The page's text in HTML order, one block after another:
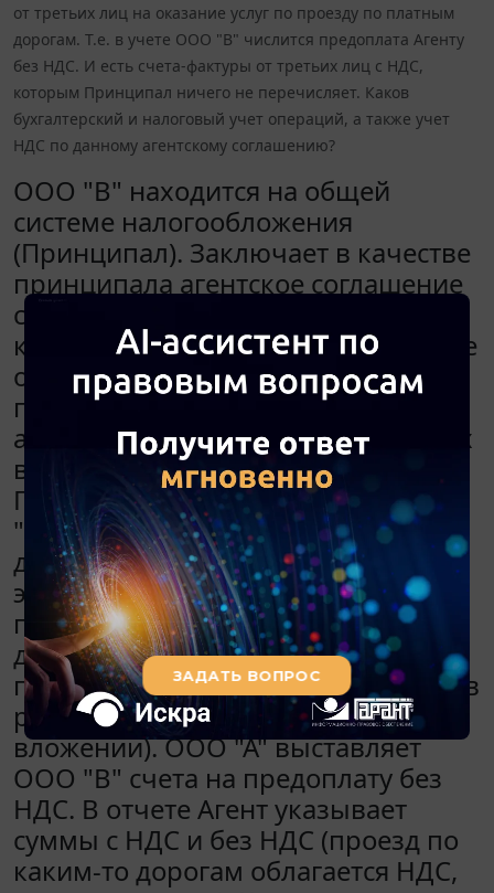
от третьих лиц на оказание услуг по проезду по платным
дорогам. Т.е. в учете ООО "В" числится предоплата Агенту
без НДС. И есть счета-фактуры от третьих лиц с НДС,
которым Принципал ничего не перечисляет. Каков
бухгалтерский и налоговый учет операций, а также учет
НДС по данному агентскому соглашению?
ООО "В" находится на общей
системе налогообложения
(Принципал). Заключает в качестве
принципала агентское соглашение
с ООО "А" (далее - Агент), условия
которого установлены в Регламенте
оплаты услуг по организации
проезда по платным участкам
автомобильных дорог, переданных
в доверительное управление
Государственной компании
"Российские автомобильные
дороги", с использованием
электронных средств регистрации
проезда, связанных с ними
дополнительных услуг и порядка
приобретения электронных средств
регистрации проезда (во
вложении). ООО "А" выставляет
ООО "В" счета на предоплату без
НДС. В отчете Агент указывает
суммы с НДС и без НДС (проезд по
каким-то дорогам облагается НДС,